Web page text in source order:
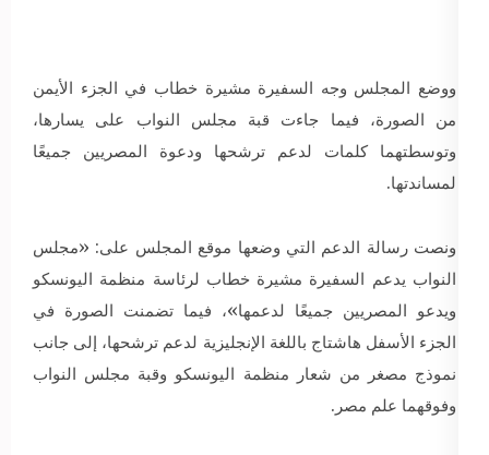
ووضع المجلس وجه السفيرة مشيرة خطاب في الجزء الأيمن
من الصورة، فيما جاءت قبة مجلس النواب على يسارها،
وتوسطتهما كلمات لدعم ترشحها ودعوة المصريين جميعًا
لمساندتها.
ونصت رسالة الدعم التي وضعها موقع المجلس على: «مجلس
النواب يدعم السفيرة مشيرة خطاب لرئاسة منظمة اليونسكو
ويدعو المصريين جميعًا لدعمها»، فيما تضمنت الصورة في
الجزء الأسفل هاشتاج باللغة الإنجليزية لدعم ترشحها، إلى جانب
نموذج مصغر من شعار منظمة اليونسكو وقبة مجلس النواب
وفوقهما علم مصر.